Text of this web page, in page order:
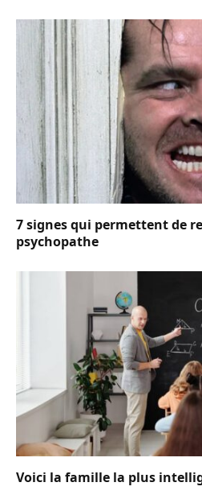
7 signes qui permettent de
psychopathe
Voici la famille la plus